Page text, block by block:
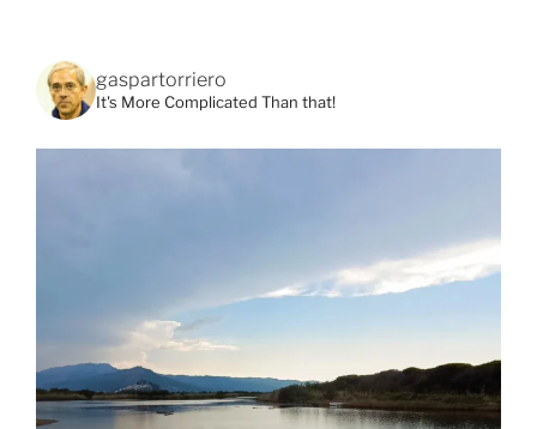
gaspartorriero
It's More Complicated Than that!